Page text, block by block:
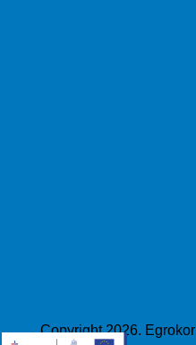
Copyright 2026.